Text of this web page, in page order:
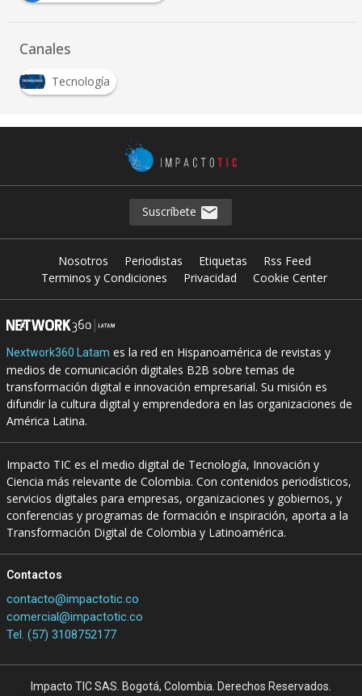
Canales
Tecnología
Suscríbete
Nosotros Periodistas Etiquetas
Rss Feed
Terminos y Condiciones
Privacidad Cookie Center
Nextwork360 Latam es la red en Hispanoamérica de revistas y
medios de comunicación digitales B2B sobre temas de
transformación digital e innovación empresarial. Su misión es
difundir la cultura digital y emprendedora en las organizaciones de
América Latina.
Impacto TIC es el medio digital de Tecnología, Innovación y
Ciencia más relevante de Colombia. Con contenidos periodísticos,
servicios digitales para empresas, organizaciones y gobiernos, y
conferencias y programas de formación e inspiración, aporta a la
Transformación Digital de Colombia y Latinoamérica.
Contactos
contacto@impactotic.co
comercial@impactotic.co
Tel. (57) 3108752177
Impacto TIC SAS. Bogotá, Colombia. Derechos Reservados.